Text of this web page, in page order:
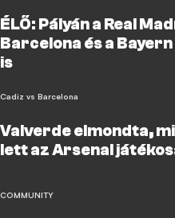
ÉLŐ: Pályán a Real
Barcelona és a
is
Cadiz vs Barcelona
Valverde elmondta,
lett az Arsenal
COMMUNITY